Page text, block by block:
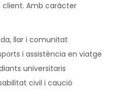
Amb caràcter
llar i comunitat
i assistència en viatge
universitaris
civil i caució